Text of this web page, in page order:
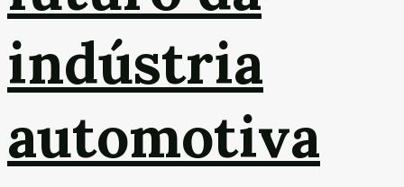
indústria
automotiva